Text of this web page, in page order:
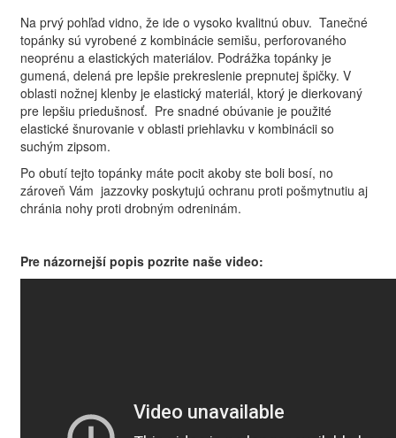
Na prvý pohľad vidno, že ide o vysoko kvalitnú obuv. Tanečné
topánky sú vyrobené z kombinácie semišu, perforovaného
neoprénu a elastických materiálov. Podrážka topánky je
gumená, delená pre lepšie prekreslenie prepnutej špičky. V
oblasti nožnej klenby je elastický materiál, ktorý je dierkovaný
pre lepšiu priedušnosť. Pre snadné obúvanie je použité
elastické šnurovanie v oblasti priehlavku v kombinácii so
suchým zipsom.
Po obutí tejto topánky máte pocit akoby ste boli bosí, no
zároveň Vám jazzovky poskytujú ochranu proti pošmytnutiu aj
chránia nohy proti drobným odreninám.
Pre názornejší popis pozrite naše video: